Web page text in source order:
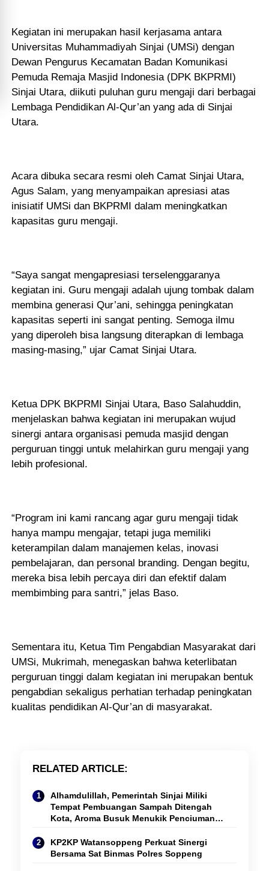
Kegiatan ini merupakan hasil kerjasama antara
Universitas Muhammadiyah Sinjai (UMSi) dengan
Dewan Pengurus Kecamatan Badan Komunikasi
Pemuda Remaja Masjid Indonesia (DPK BKPRMI)
Sinjai Utara, diikuti puluhan guru mengaji dari berbagai
Lembaga Pendidikan Al-Qur’an yang ada di Sinjai
Utara.
Acara dibuka secara resmi oleh Camat Sinjai Utara,
Agus Salam, yang menyampaikan apresiasi atas
inisiatif UMSi dan BKPRMI dalam meningkatkan
kapasitas guru mengaji.
“Saya sangat mengapresiasi terselenggaranya
kegiatan ini. Guru mengaji adalah ujung tombak dalam
membina generasi Qur’ani, sehingga peningkatan
kapasitas seperti ini sangat penting. Semoga ilmu
yang diperoleh bisa langsung diterapkan di lembaga
masing-masing,” ujar Camat Sinjai Utara.
Ketua DPK BKPRMI Sinjai Utara, Baso Salahuddin,
menjelaskan bahwa kegiatan ini merupakan wujud
sinergi antara organisasi pemuda masjid dengan
perguruan tinggi untuk melahirkan guru mengaji yang
lebih profesional.
“Program ini kami rancang agar guru mengaji tidak
hanya mampu mengajar, tetapi juga memiliki
keterampilan dalam manajemen kelas, inovasi
pembelajaran, dan personal branding. Dengan begitu,
mereka bisa lebih percaya diri dan efektif dalam
membimbing para santri,” jelas Baso.
Sementara itu, Ketua Tim Pengabdian Masyarakat dari
UMSi, Mukrimah, menegaskan bahwa keterlibatan
perguruan tinggi dalam kegiatan ini merupakan bentuk
pengabdian sekaligus perhatian terhadap peningkatan
kualitas pendidikan Al-Qur’an di masyarakat.
RELATED ARTICLE
Alhamdulillah, Pemerintah Sinjai Miliki
Tempat Pembuangan Sampah Ditengah
Kota, Aroma Busuk Menukik Penciuman
KP2KP Watansoppeng Perkuat Sinergi
Bersama Sat Binmas Polres Soppeng